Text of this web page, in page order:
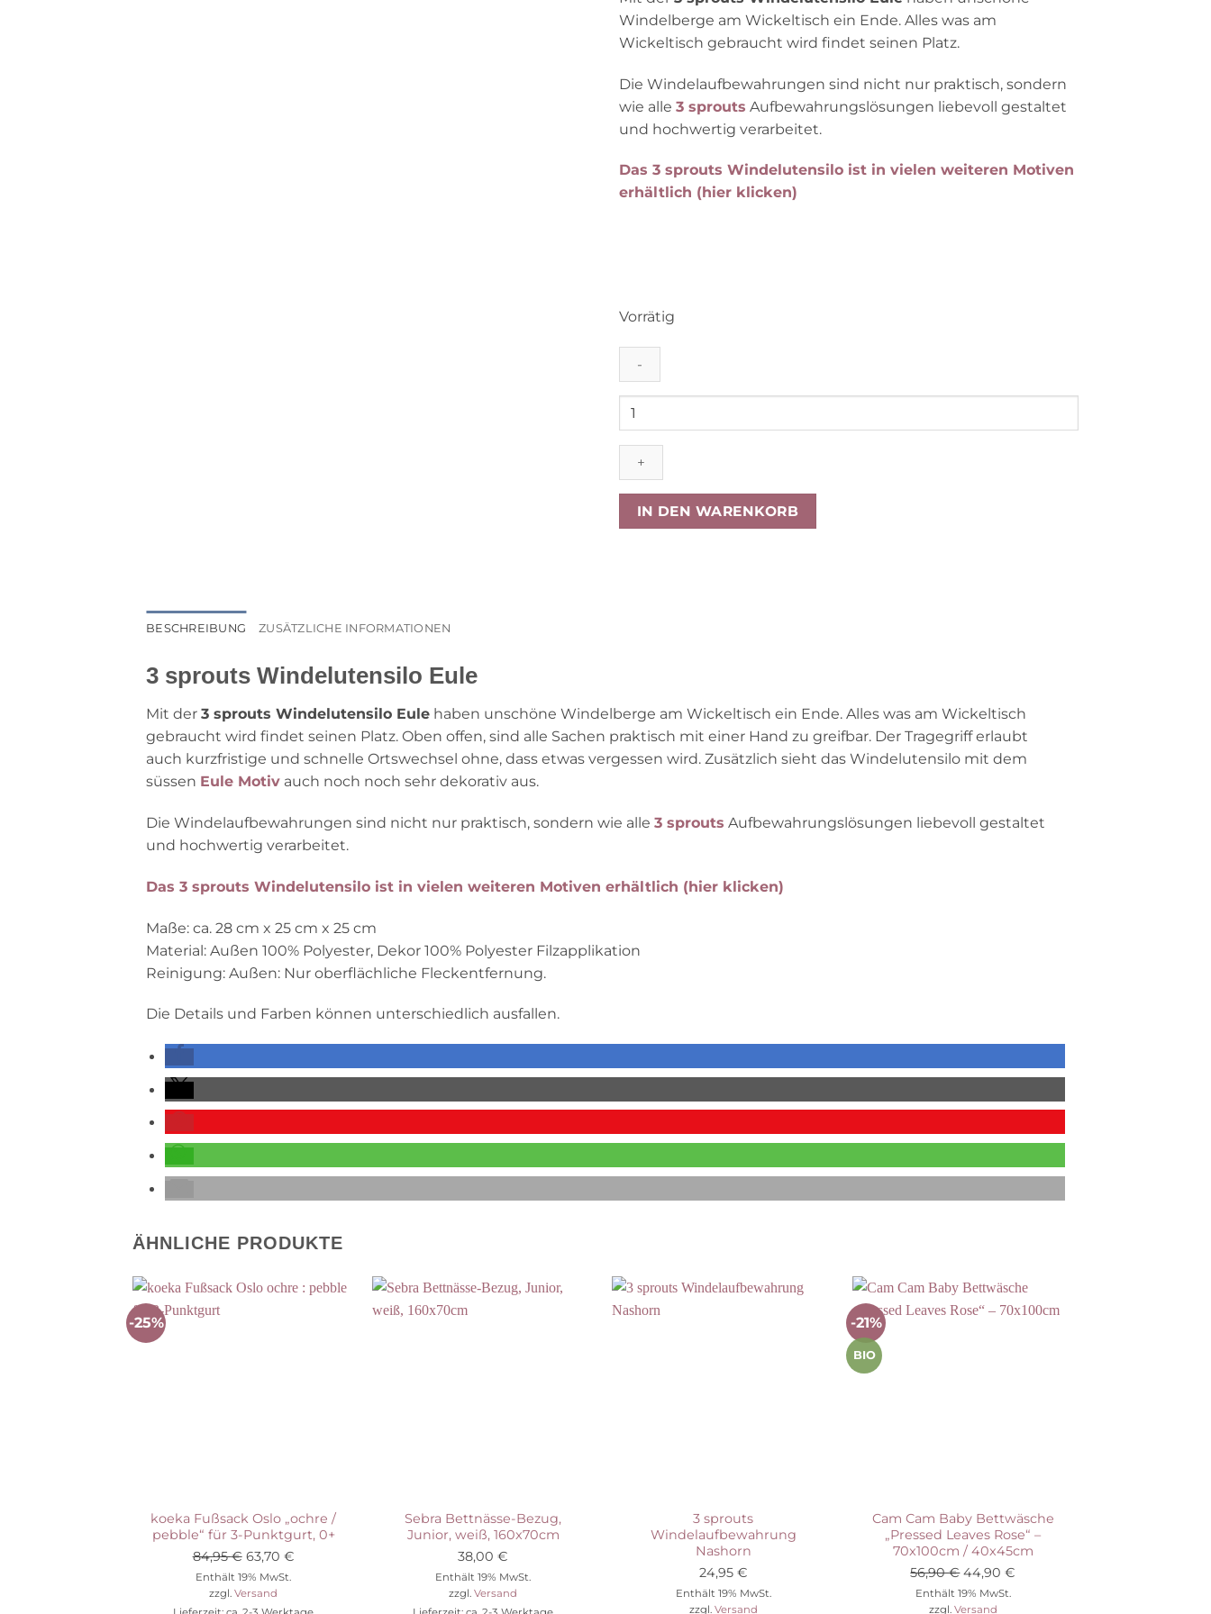
Windelberge am Wickeltisch ein Ende. Alles was am
Wickeltisch gebraucht wird findet seinen Platz.
Die Windelaufbewahrungen sind nicht nur praktisch, sondern
wie alle 3 sprouts Aufbewahrungslösungen liebevoll gestaltet
und hochwertig verarbeitet.
Das 3 sprouts Windelutensilo ist in vielen weiteren Motiven
erhältlich (hier klicken)
Vorrätig
Windelutensilo
Eule
IN DEN WARENKORB
BESCHREIBUNG ZUSÄTZLICHE INFORMATIONEN
3 sprouts Windelutensilo Eule
Mit der 3 sprouts Windelutensilo Eule haben unschöne Windelberge am Wickeltisch ein Ende. Alles was am Wickeltisch
gebraucht wird findet seinen Platz. Oben offen, sind alle Sachen praktisch mit einer Hand zu greifbar. Der Tragegriff erlaubt
auch kurzfristige und schnelle Ortswechsel ohne, dass etwas vergessen wird. Zusätzlich sieht das Windelutensilo mit dem
süssen Eule Motiv auch noch noch sehr dekorativ aus.
Die Windelaufbewahrungen sind nicht nur praktisch, sondern wie alle 3 sprouts Aufbewahrungslösungen liebevoll gestaltet
und hochwertig verarbeitet.
Das 3 sprouts Windelutensilo ist in vielen weiteren Motiven erhältlich (hier klicken)
Maße: ca. 28 cm x 25 cm x 25 cm
Material: Außen 100% Polyester, Dekor 100% Polyester Filzapplikation
Reinigung: Außen: Nur oberflächliche Fleckentfernung.
Die Details und Farben können unterschiedlich ausfallen.
ÄHNLICHE PRODUKTE
-25%
koeka Fußsack Oslo „ochre /
pebble“ für 3-Punktgurt, 0+
84,95€ Ursprünglicher
Preis
war:
63,70 €Aktueller
Enthält 19% MwSt.
zzgl.Versand
Sebra Bettnässe-Bezug,
Junior, weiß, 160x70cm
38,00€
Enthält 19% MwSt.
zzgl.Versand
3 sprouts
Windelaufbewahrung
Nashorn
24,95 €
Enthält 19% MwSt.
zzgl. Versand
-21%
BIO
Cam Cam Baby Bettwäsche
„Pressed Leaves Rose“ –
70x100cm / 40x45cm
56,90€ Ursprünglicher
Preis
44,90€
Enthält 19% MwSt.
zzgl. Versand